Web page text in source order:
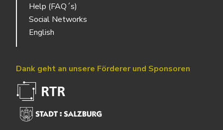
Help (FAQ´s)
Social Networks
English
Dank geht an unsere Förderer und Sponsoren